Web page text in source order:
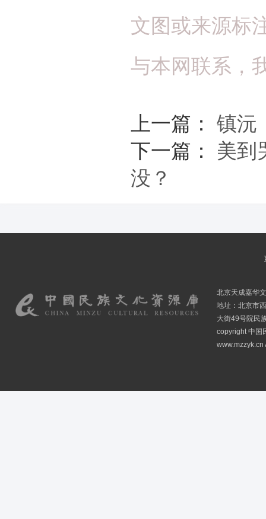
文图或来源标
与本网联系，
上一篇： 镇沅
下一篇： 美到
没？
北京天成嘉华
地址：北京市
大街49号院民
copyright 中国